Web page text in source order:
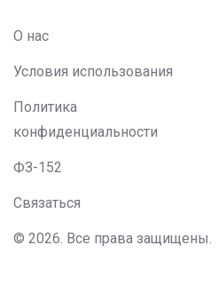
О нас
Условия использования
Политика
конфиденциальности
ФЗ-152
Связаться
© 2026. Все права защищены.